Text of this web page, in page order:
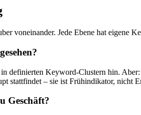
voneinander. Jede Ebene hat eigene
definierten Keyword-Clustern hin.
stattfindet – sie ist Frühindikator, nicht
Geschäft?